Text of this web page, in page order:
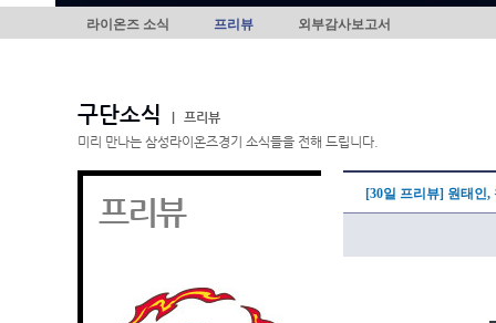
라이온즈 소식 프리뷰 외부감사보고서
구단소식
프리뷰
미리 만나는 삼성라이온즈경기 소식들을 전해 드립니다.
프리뷰 [30일 프리뷰] 원태인,